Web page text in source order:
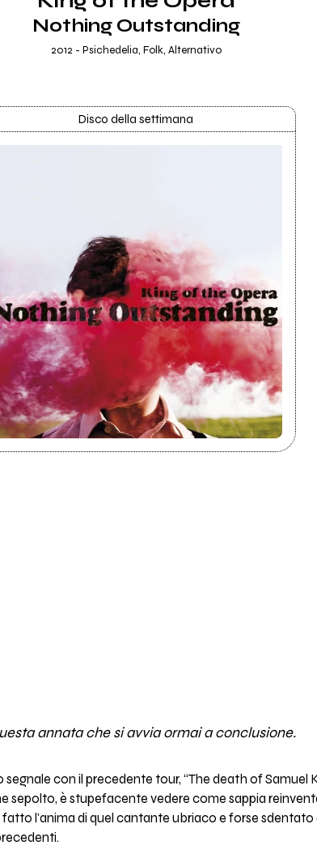
Nothing Outstanding
2012 - Psichedelia, Folk, Alternativo
Disco della settimana
annata che si avvia ormai a conclusione.
con il precedente tour, “The death of Samuel
sepolto, è stupefacente vedere come sappia
l'anima di quel cantante ubriaco e forse